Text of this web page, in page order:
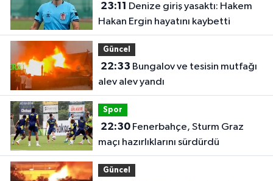
23:11
Hakan Ergin hayatını kaybetti
Güncel
22:33
alev alev yandı
Spor
22:30Fenerbahçe, Sturm Graz
maçı hazırlıklarını sürdürdü
Güncel